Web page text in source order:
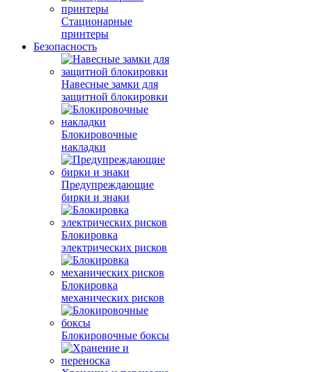
Стационарные
принтеры
Безопасность
Навесные замки для
защитной блокировки
Блокировочные
накладки
Предупреждающие
бирки и знаки
Блокировка
электрических рисков
Блокировка
механических рисков
Блокировочные боксы